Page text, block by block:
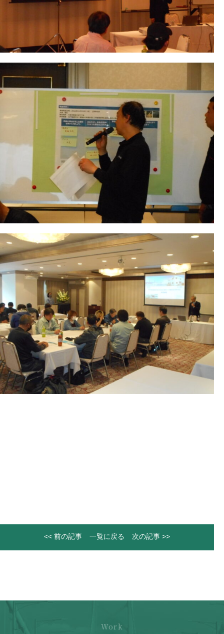
<< 前の記事 一覧に戻る 次の記事 >>
Work